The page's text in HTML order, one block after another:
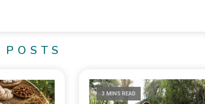
3 MINS READ